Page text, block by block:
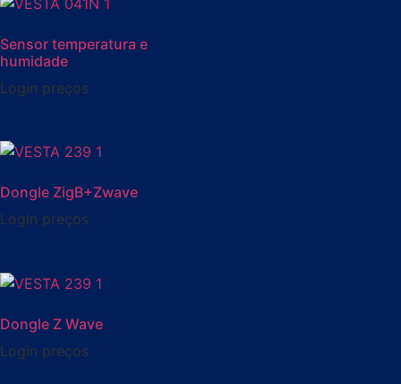
Sensor temperatura e
humidade
Login preços
Dongle ZigB+Zwave
Login preços
Dongle Z Wave
Login preços